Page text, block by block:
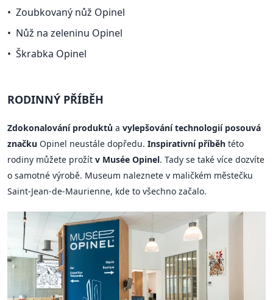
Zoubkovaný nůž Opinel
Nůž na zeleninu Opinel
Škrabka Opinel
RODINNÝ PŘÍBĚH
Zdokonalování produktů a vylepšování technologií posouvá
značku Opinel neustále dopředu. Inspirativní příběh této
rodiny můžete prožít v Musée Opinel. Tady se také více dozvíte
o samotné výrobě. Museum naleznete v maličkém městečku
Saint-Jean-de-Maurienne, kde to všechno začalo.